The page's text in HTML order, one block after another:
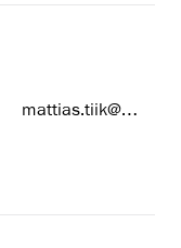
mattias.tiik@artun.ee